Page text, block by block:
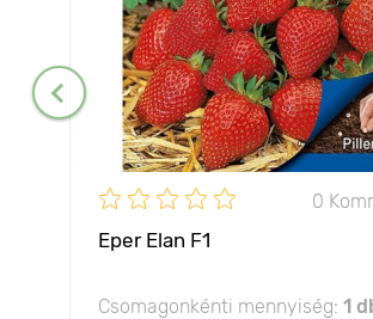
0
Eper Elan F1
Csomagonkénti mennyiség: 1